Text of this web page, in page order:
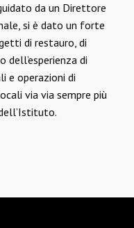
da un Direttore
si è dato un forte
di restauro, di
di
e operazioni di
via via sempre più